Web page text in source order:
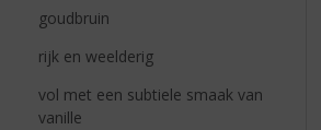
goudbruin
rijk en weelderig
vol met een subtiele smaak van
vanille